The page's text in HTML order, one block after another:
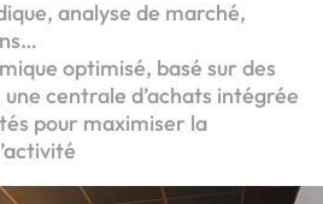
analyse de marché,
optimisé, basé sur des
centrale d’achats intégrée
pour maximiser la